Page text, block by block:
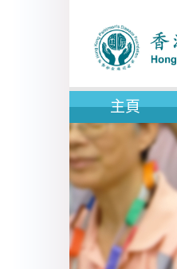
主頁